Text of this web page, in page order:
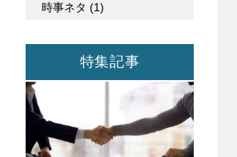
時事ネタ (1)
特集記事